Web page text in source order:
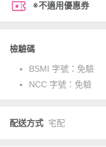
※不適用優惠券
檢驗碼
BSMI 字號： 免驗
NCC 字號： 免驗
配送方式 宅配